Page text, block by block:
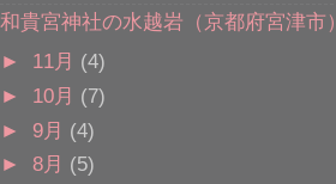
和貴宮神社の水越岩（京都府宮津市）
► 11月 (4)
► 10月 (7)
► 9月 (4)
► 8月 (5)